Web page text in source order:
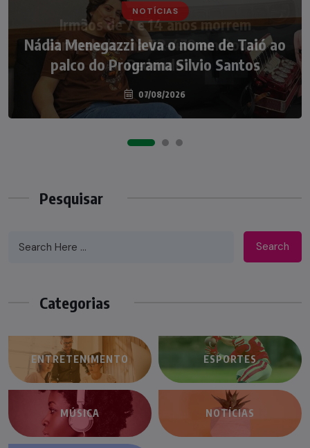
NOTÍCIAS
Nádia Menegazzi leva o nome de Taió ao
palco do Programa Silvio Santos
07/08/2026
Pesquisar
Search
Categorias
ENTRETENIMENTO ESPORTES
MÚSICA NOTÍCIAS